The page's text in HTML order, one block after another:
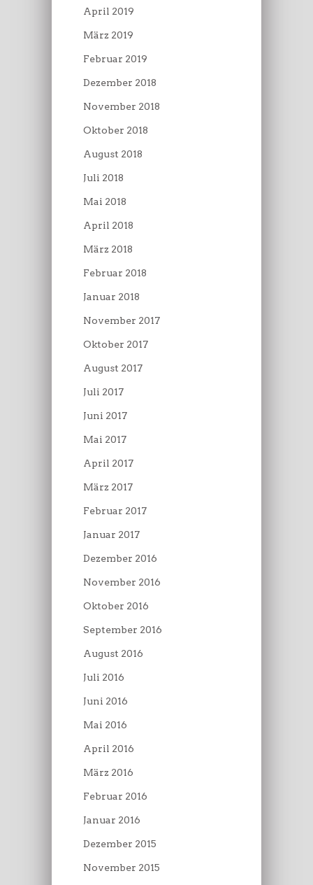
April 2019
März 2019
Februar 2019
Dezember 2018
November 2018
Oktober 2018
August 2018
Juli 2018
Mai 2018
April 2018
März 2018
Februar 2018
Januar 2018
November 2017
Oktober 2017
August 2017
Juli 2017
Juni 2017
Mai 2017
April 2017
März 2017
Februar 2017
Januar 2017
Dezember 2016
November 2016
Oktober 2016
September 2016
August 2016
Juli 2016
Juni 2016
Mai 2016
April 2016
März 2016
Februar 2016
Januar 2016
Dezember 2015
November 2015